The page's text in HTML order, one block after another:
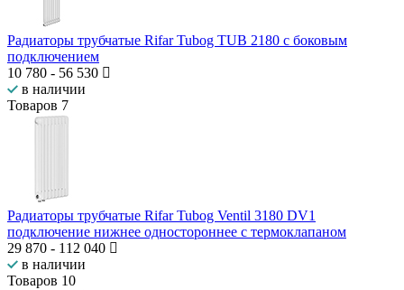
Радиаторы трубчатые Rifar Tubog TUB 2180 с боковым
подключением
10 780 - 56 530
в наличии
Товаров 7
Радиаторы трубчатые Rifar Tubog Ventil 3180 DV1
подключение нижнее одностороннее с термоклапаном
29 870 - 112 040
в наличии
Товаров 10